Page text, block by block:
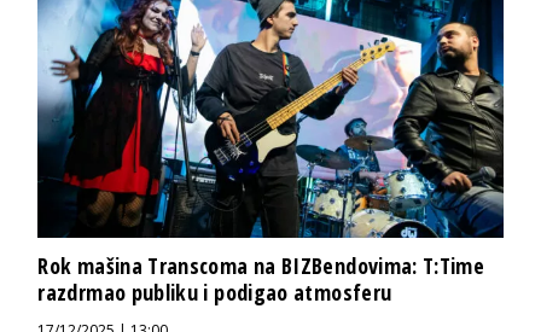
Rok mašina Transcoma na BIZBendovima: T:Time
razdrmao publiku i podigao atmosferu